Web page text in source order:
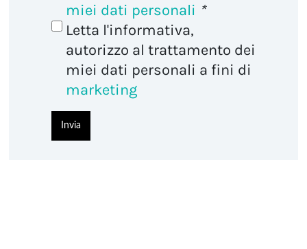
miei dati personali *
Letta l'informativa,
autorizzo al trattamento dei
miei dati personali a fini di
marketing
Invia